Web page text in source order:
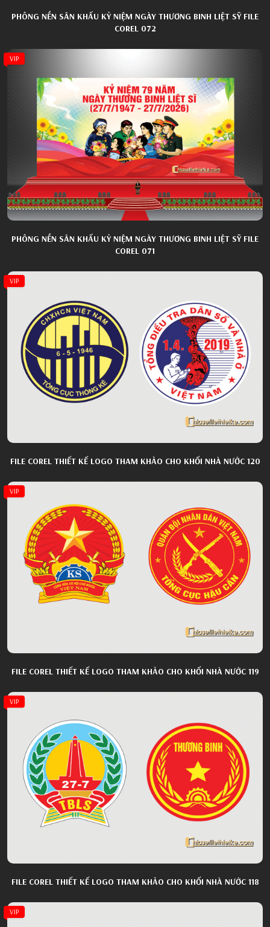
PHÔNG NỀN SÂN KHẤU KỶ NIỆM NGÀY THƯƠNG BINH LIỆT SỸ FILE
COREL 072
VIP
PHÔNG NỀN SÂN KHẤU KỶ NIỆM NGÀY THƯƠNG BINH LIỆT SỸ FILE
COREL 071
VIP
FILE COREL THIẾT KẾ LOGO THAM KHẢO CHO KHỐI NHÀ NƯỚC 120
VIP
FILE COREL THIẾT KẾ LOGO THAM KHẢO CHO KHỐI NHÀ NƯỚC 119
VIP
FILE COREL THIẾT KẾ LOGO THAM KHẢO CHO KHỐI NHÀ NƯỚC 118
VIP